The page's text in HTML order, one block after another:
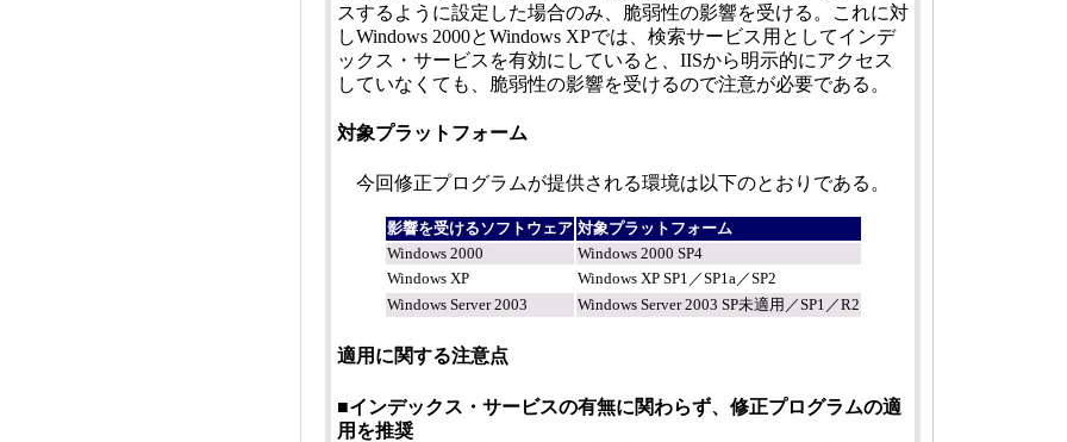
スするように設定した場合のみ、脆弱性の影響を受ける。これに対
しWindows 2000とWindows XPでは、検索サービス用としてインデ
ックス・サービスを有効にしていると、IISから明示的にアクセス
していなくても、脆弱性の影響を受けるので注意が必要である。
対象プラットフォーム
今回修正プログラムが提供される環境は以下のとおりである。
影響を受けるソフトウェア 対象プラットフォーム
Windows 2000
Windows 2000 SP4
Windows XP
Windows XP SP1／SP1a／SP2
Windows Server 2003
Windows Server 2003 SP未適用／SP1／R2
適用に関する注意点
■インデックス・サービスの有無に関わらず、修正プログラムの適
用を推奨